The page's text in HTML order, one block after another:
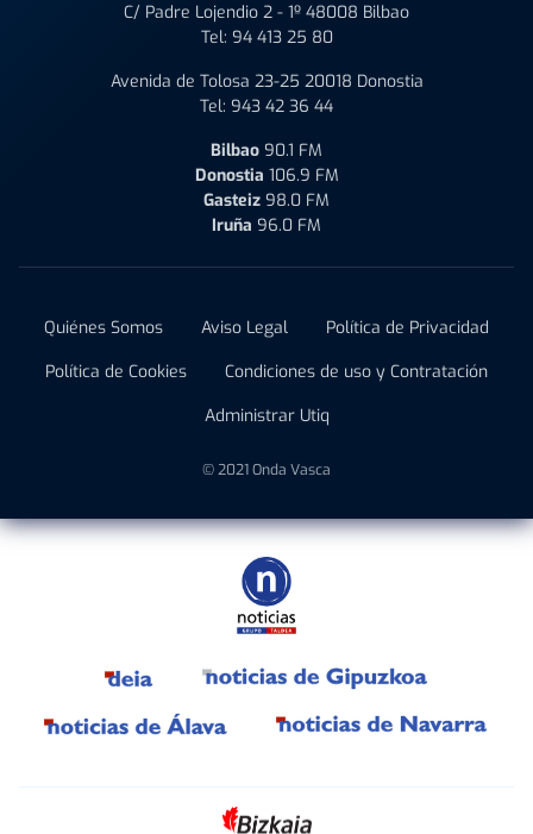
C/ Padre Lojendio 2 - 1º 48008 Bilbao
Tel: 94 413 25 80
Avenida de Tolosa 23-25 20018 Donostia
Tel: 943 42 36 44
Bilbao 90.1 FM
Donostia 106.9 FM
Gasteiz 98.0 FM
Iruña 96.0 FM
Quiénes Somos Aviso Legal
Política de Privacidad
Política de Cookies
Condiciones de uso y Contratación
Administrar Utiq
© 2021 Onda Vasca